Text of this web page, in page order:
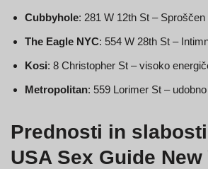
Cubbyhole: 281 W 12th St – Sproščen
The Eagle NYC: 554 W 28th St –
Kosi: 8 Christopher St – visoko
Metropolitan: 559 Lorimer St –
Prednosti in
USA Sex Guide New